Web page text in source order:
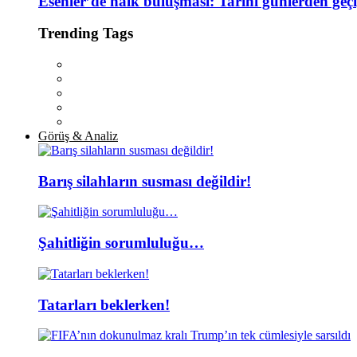
Trending Tags
Görüş & Analiz
Barış silahların susması değildir!
Şahitliğin sorumluluğu…
Tatarları beklerken!